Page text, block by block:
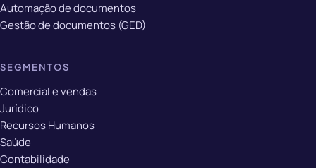
Automação de documentos
Gestão de documentos (GED)
SEGMENTOS
Comercial e vendas
Jurídico
Recursos Humanos
Saúde
Contabilidade